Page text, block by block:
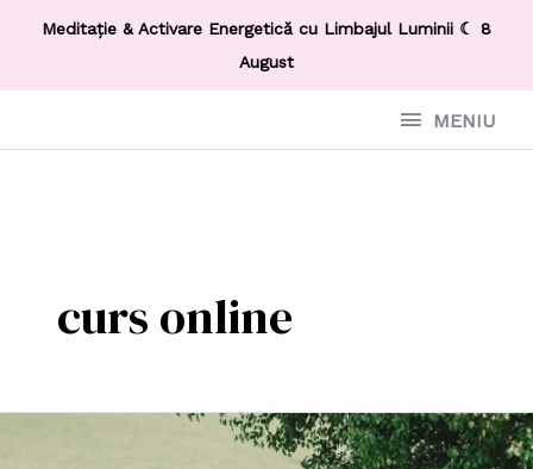
Meditație & Activare Energetică cu Limbajul Luminii ☾ 8
August
MENIU
curs online